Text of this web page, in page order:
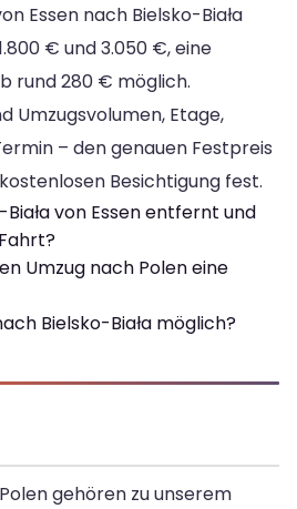
Essen nach Bielsko-Biała
€ und 3.050 €, eine
rund 280 € möglich.
Umzugsvolumen, Etage,
– den genauen Festpreis
Besichtigung fest.
von Essen entfernt und
Umzug nach Polen eine
Bielsko-Biała möglich?
gehören zu unserem